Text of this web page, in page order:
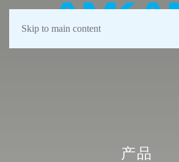
Skip to main content
产品